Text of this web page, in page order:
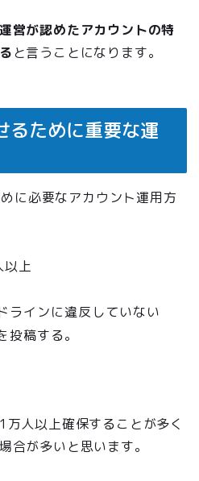
運営が認めたアカウントの特
と言うことになります。
るために重要な運
に必要なアカウント運用方
上
ラインに違反していない
投稿する。
人以上確保することが多く
合が多いと思います。